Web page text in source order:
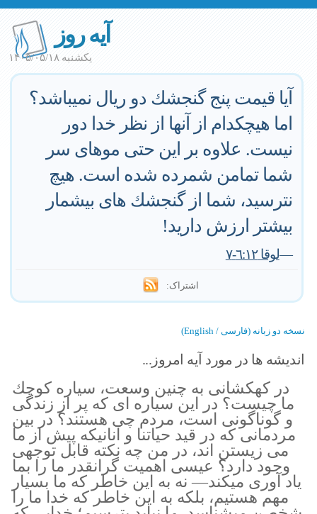
آیه روز
یکشنبه ۱۴۰۵/۰۵/۱۸
آيا قيمت پنج گنجشك دو ريال نميباشد؟
اما هيچكدام از آنها از نظر خدا دور
نيست. علاوه بر اين حتى موهاى سر
شما تمامن شمرده شده است. هيچ
نترسيد، شما از گنجشك هاى بيشمار
بيشتر ارزش داريد!
—لوقا ٦:١٢-٧
اشتراک:
نسخه دو زبانه (فارسی / English)
اندیشه ها در مورد آیه امروز...
در كهكشانى به چنين وسعت، سياره كوچك
ما چيست؟ در اين سياره اى كه پر از زندگى
و گوناگونى است، مردم چى هستند؟ در بين
مردمانى كه در قيد حياتنا و آنانيكه پيش از ما
مى زيستن اند، در من چه نكته قابل توجهى
وجود دارد؟ عيسى اهميت گرانقدر ما را بما
ياد آورى ميكند— نه به اين خاطر كه ما بسيار
مهم هستيم، بلكه به اين خاطر كه خدا ما را